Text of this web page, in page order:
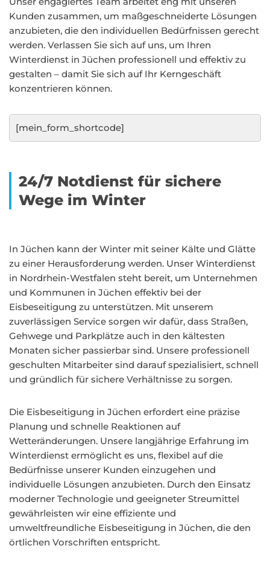
Kunden zusammen, um maßgeschneiderte Lösungen
anzubieten, die den individuellen Bedürfnissen gerecht
werden. Verlassen Sie sich auf uns, um Ihren
Winterdienst in Jüchen professionell und effektiv zu
gestalten – damit Sie sich auf Ihr Kerngeschäft
konzentrieren können.
[mein_form_shortcode]
24/7 Notdienst für sichere
Wege im Winter
In Jüchen kann der Winter mit seiner Kälte und Glätte
zu einer Herausforderung werden. Unser Winterdienst
in Nordrhein-Westfalen steht bereit, um Unternehmen
und Kommunen in Jüchen effektiv bei der
Eisbeseitigung zu unterstützen. Mit unserem
zuverlässigen Service sorgen wir dafür, dass Straßen,
Gehwege und Parkplätze auch in den kältesten
Monaten sicher passierbar sind. Unsere professionell
geschulten Mitarbeiter sind darauf spezialisiert, schnell
und gründlich für sichere Verhältnisse zu sorgen.
Die Eisbeseitigung in Jüchen erfordert eine präzise
Planung und schnelle Reaktionen auf
Wetteränderungen. Unsere langjährige Erfahrung im
Winterdienst ermöglicht es uns, flexibel auf die
Bedürfnisse unserer Kunden einzugehen und
individuelle Lösungen anzubieten. Durch den Einsatz
moderner Technologie und geeigneter Streumittel
gewährleisten wir eine effiziente und
umweltfreundliche Eisbeseitigung in Jüchen, die den
örtlichen Vorschriften entspricht.